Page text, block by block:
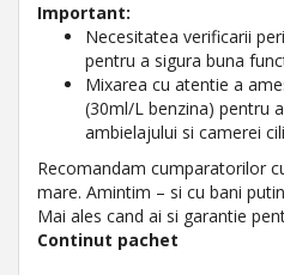
Important:
Necesitatea verificarii
pentru a sigura buna
Mixarea cu atentie a
(30ml/L benzina) pentru
ambielajului si camerei
Recomandam cumparatorilor
mare. Amintim – si cu bani
Mai ales cand ai si garantie
Continut pachet